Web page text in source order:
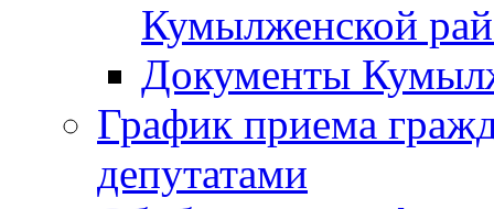
Кумылженской
Документы
График приема
депутатами